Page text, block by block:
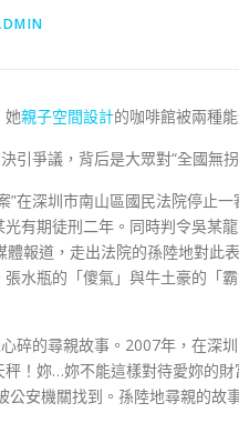
她親子空間設計的咖啡館被兩種
引爭議，背后是大眾對“全國無
”在深圳市南山區國民法院停止一
有期徒刑二年。同時判令吳某
報道，走出法院的孫陸地對此
水瓶的「傻氣」與牛土豪的「
碎的尋親故事。2007年，在深
！妳…妳不能這樣對待愛妳的
安機關找到。孫陸地尋親的